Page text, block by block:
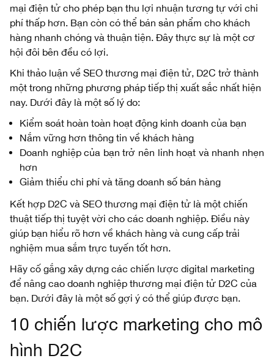
mại điện tử cho phép bạn thu lợi nhuận tương tự với chi
phí thấp hơn. Bạn còn có thể bán sản phẩm cho khách
hàng nhanh chóng và thuận tiện. Đây thực sự là một cơ
hội đôi bên đều có lợi.
Khi thảo luận về SEO thương mại điện tử, D2C trở thành
một trong những phương pháp tiếp thị xuất sắc nhất hiện
nay. Dưới đây là một số lý do:
Kiểm soát hoàn toàn hoạt động kinh doanh của bạn
Nắm vững hơn thông tin về khách hàng
Doanh nghiệp của bạn trở nên linh hoạt và nhanh nhẹn
hơn
Giảm thiểu chi phí và tăng doanh số bán hàng
Kết hợp D2C và SEO thương mại điện tử là một chiến
thuật tiếp thị tuyệt vời cho các doanh nghiệp. Điều này
giúp bạn hiểu rõ hơn về khách hàng và cung cấp trải
nghiệm mua sắm trực tuyến tốt hơn.
Hãy cố gắng xây dựng các chiến lược digital marketing
để nâng cao doanh nghiệp thương mại điện tử D2C của
bạn. Dưới đây là một số gợi ý có thể giúp được bạn.
10 chiến lược marketing cho mô
hình D2C